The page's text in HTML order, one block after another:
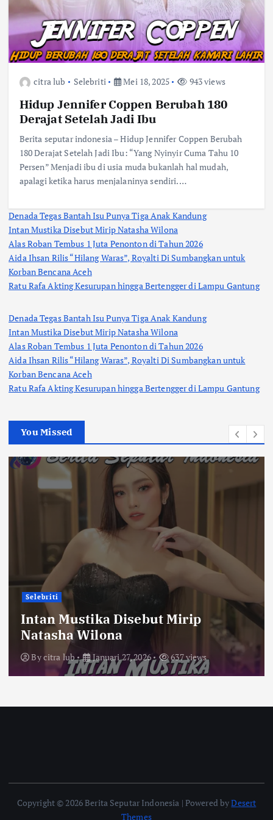
citra lub Selebriti Mei 18, 2025 943 views
Hidup Jennifer Coppen Berubah 180
Derajat Setelah Jadi Ibu
Berita seputar indonesia – Hidup Jennifer Coppen Berubah
180 Derajat Setelah Jadi Ibu: “Yang Nyinyir Cuma Tahu 10
Persen” Menjadi ibu di usia muda bukanlah hal mudah,
apalagi ketika harus menjalaninya sendiri.…
Denada Tegas Bantah Isu Punya Tiga Anak Kandung
Intan Mustika Disebut Mirip Natasha Wilona
Alas Roban Tembus 1 Juta Penonton di Tahun 2026
Aida Ihsan Rilis “Hilang Waras”, Royalti Di Sumbangkan untuk
Korban Bencana Aceh
Ratu Rafa Akting Kesurupan hingga Bertengger di Lampu Gantung
Denada Tegas Bantah Isu Punya Tiga Anak Kandung
Intan Mustika Disebut Mirip Natasha Wilona
Alas Roban Tembus 1 Juta Penonton di Tahun 2026
Aida Ihsan Rilis “Hilang Waras”, Royalti Di Sumbangkan untuk
Korban Bencana Aceh
Ratu Rafa Akting Kesurupan hingga Bertengger di Lampu Gantung
You Missed
Selebriti
Intan Mustika Disebut Mirip
Natasha Wilona
Bycitra lub Januari 27, 2026 637 views
Copyright © 2026 Berita Seputar Indonesia | Powered byDesert
Themes